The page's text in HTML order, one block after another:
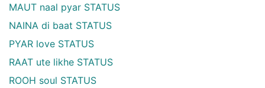
MAUT naal pyar STATUS
NAINA di baat STATUS
PYAR love STATUS
RAAT ute likhe STATUS
ROOH soul STATUS